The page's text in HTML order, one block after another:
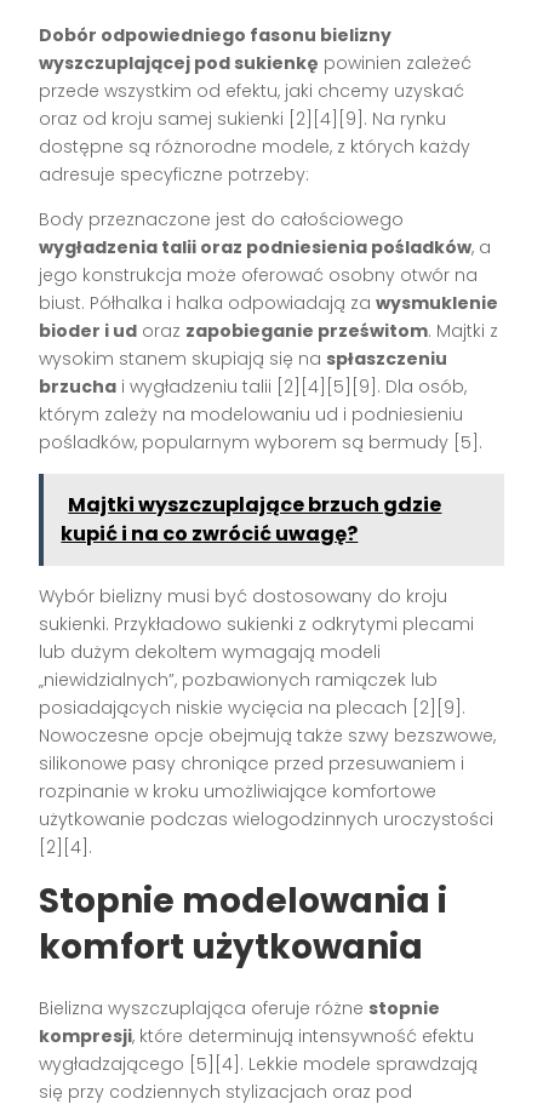
Dobór odpowiedniego fasonu bielizny
wyszczuplającej pod sukienkę powinien zależeć
przede wszystkim od efektu, jaki chcemy uzyskać
oraz od kroju samej sukienki [2][4][9] . Na rynku
dostępne są różnorodne modele, z których każdy
adresuje specyficzne potrzeby:
Body przeznaczone jest do całościowego
wygładzenia talii oraz podniesienia pośladków, a
jego konstrukcja może oferować osobny otwór na
biust. Półhalka i halka odpowiadają zawysmuklenie
bioder i ud oraz zapobieganie prześwitom. Majtki z
wysokim stanem skupiają się na spłaszczeniu
brzucha i wygładzeniu talii [2][4][5][9] . Dla osób,
którym zależy na modelowaniu ud i podniesieniu
pośladków, popularnym wyborem są bermudy [5] .
Majtki wyszczuplające brzuch gdzie
kupić i na co zwrócić uwagę?
Wybór bielizny musi być dostosowany do kroju
sukienki. Przykładowo sukienki z odkrytymi plecami
lub dużym dekoltem wymagają modeli
„niewidzialnych”, pozbawionych ramiączek lub
posiadających niskie wycięcia na plecach [2][9] .
Nowoczesne opcje obejmują także szwy bezszwowe,
silikonowe pasy chroniące przed przesuwaniem i
rozpinanie w kroku umożliwiające komfortowe
użytkowanie podczas wielogodzinnych uroczystości
[2][4] .
Stopnie modelowania i
komfort użytkowania
Bielizna wyszczuplająca oferuje różne stopnie
kompresji, które determinują intensywność efektu
wygładzającego [5][4] . Lekkie modele sprawdzają
się przy codziennych stylizacjach oraz pod